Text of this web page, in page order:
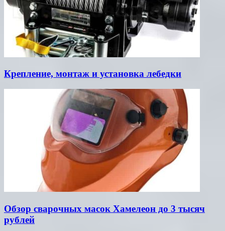
Крепление, монтаж и установка лебедки
Обзор сварочных масок Хамелеон до 3 тысяч
рублей